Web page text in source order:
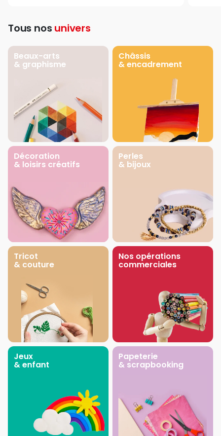
Tous nos univers
Beaux-arts
& graphisme
Châssis
& encadrement
Décoration
& loisirs créatifs
Perles
& bijoux
Tricot
& couture
Nos opérations
commerciales
Jeux
& enfant
Papeterie
& scrapbooking